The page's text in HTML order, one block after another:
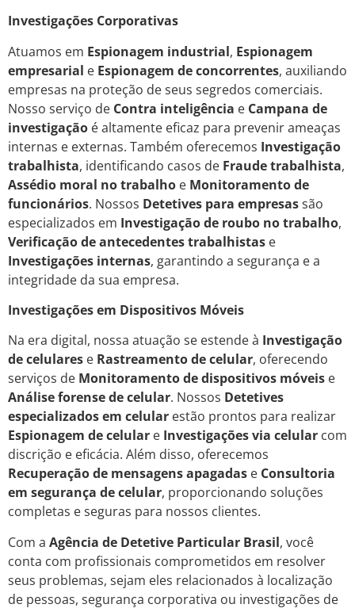
Investigações Corporativas
Atuamos em Espionagem industrial, Espionagem
empresarial e Espionagem de concorrentes, auxiliando
empresas na proteção de seus segredos comerciais.
Nosso serviço de Contra inteligência e Campana de
investigação é altamente eficaz para prevenir ameaças
internas e externas. Também oferecemos Investigação
trabalhista, identificando casos de Fraude trabalhista,
Assédio moral no trabalho e Monitoramento de
funcionários. Nossos Detetives para empresassão
especializados em Investigação de roubo no trabalho,
Verificação de antecedentes trabalhistas e
Investigações internas, garantindo a segurança e a
integridade da sua empresa.
Investigações em Dispositivos Móveis
Na era digital, nossa atuação se estende à Investigação
de celulares e Rastreamento de celular, oferecendo
serviços de Monitoramento de dispositivos móveis e
Análise forense de celular. Nossos Detetives
especializados em celular estão prontos para realizar
Espionagem de celular e Investigações via celular com
discrição e eficácia. Além disso, oferecemos
Recuperação de mensagens apagadas e Consultoria
em segurança de celular, proporcionando soluções
completas e seguras para nossos clientes.
Com a Agência de Detetive Particular Brasil, você
conta com profissionais comprometidos em resolver
seus problemas, sejam eles relacionados à localização
de pessoas, segurança corporativa ou investigações de